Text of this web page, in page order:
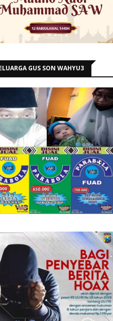
GUS SON WAHYU3